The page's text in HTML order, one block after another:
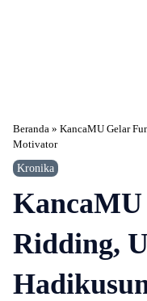
Beranda » KancaMU Gelar
Motivator
Kronika
Ridding,